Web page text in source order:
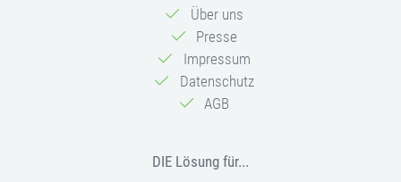
Über uns
Presse
Impressum
Datenschutz
AGB
DIE Lösung für...